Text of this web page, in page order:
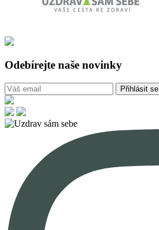
Odebírejte naše novinky
Přihlásit se